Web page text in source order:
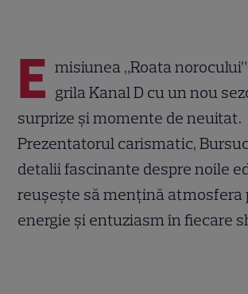
E misiunea „Roata
grila Kanal D cu un nou
surprize și momente de neuitat.
Prezentatorul carismatic,
detalii fascinante despre noile
reușește să mențină atmosfera
energie și entuziasm în fiecare